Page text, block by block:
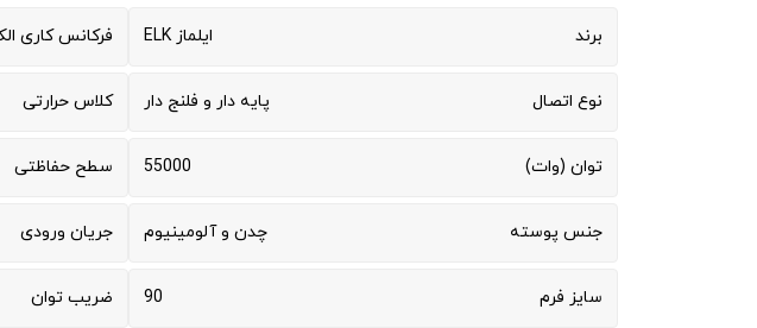
برند ایلماز ELK
نوع اتصال پایه دار و فلنج دار
توان (وات) 55000
جنس پوسته چدن و آلومینیوم
سایز فرم 90
فرکانس کاری
کلاس حرارتی
سطح حفاظتی
جریان ورودی
ضریب توان